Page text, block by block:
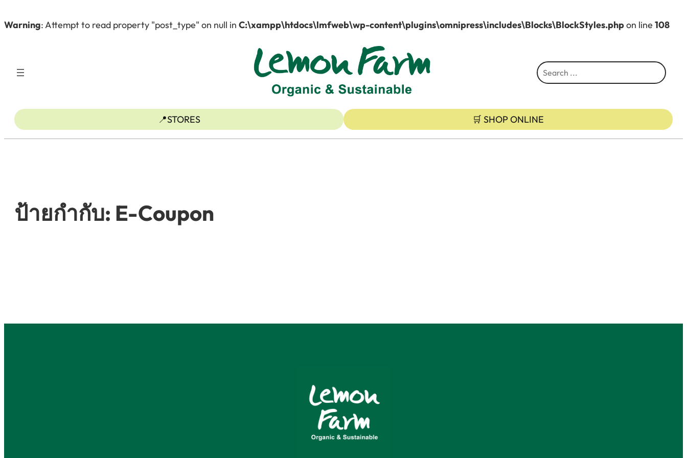
Warning: Attempt to read property "post_type" on null in C:\xampp\htdocs\lmfweb\wp-content\plugins\omnipress\includes\Blocks\BlockStyles.phpon line 108
เนื้อหา
S
e
r
c
h
📍STORES 🛒 SHOP ONLINE
ป้ายกำกับ: E-Coupon